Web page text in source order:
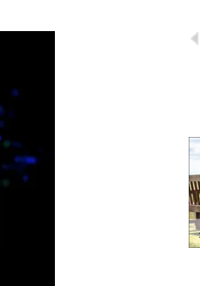
アルジャーニ...